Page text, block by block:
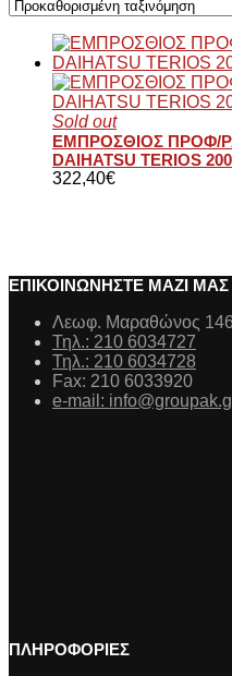
Sold out
ΕΜΠΡΟΣΘΙΟΣ ΠΡΟΦ/
DAIHATSU TERIOS
322,40€
ΕΠΙΚΟΙΝΩΝΗΣΤΕ ΜΑΖΙ ΜΑΣ
Λεωφ. Μαραθώνος
Τηλ.: 210 6034727
Τηλ.: 210 6034728
Fax: 210 6033920
e-mail:
ΠΛΗΡΟΦΟΡΙΕΣ